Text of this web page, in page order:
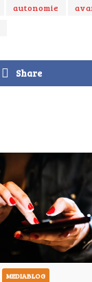
autonomie
Share
MEDIABLOG